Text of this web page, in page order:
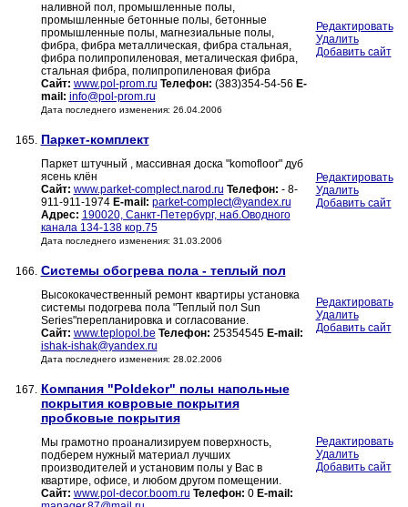
наливной пол, промышленные полы,
промышленные бетонные полы, бетонные
промышленные полы, магнезиальные полы,
фибра, фибра металлическая, фибра стальная,
фибра полипропиленовая, металическая фибра,
стальная фибра, полипропиленовая фибра
Сайт: www.pol-prom.ru Телефон: (383)354-54-56 E-
mail: info@pol-prom.ru
Дата последнего изменения: 26.04.2006
Редактировать
Удалить
Добавить сайт
165. Паркет-комплект
Паркет штучный , массивная доска "komofloor" дуб
ясень клён
Сайт: www.parket-complect.narod.ru Телефон: - 8-
911-911-1974 E-mail: parket-complect@yandex.ru
Адрес: 190020, Санкт-Петербург, наб.Оводного
канала 134-138 кор.75
Дата последнего изменения: 31.03.2006
Редактировать
Удалить
Добавить сайт
166. Системы обогрева пола - теплый пол
Высококачественный ремонт квартиры установка
системы подогрева пола "Теплый пол Sun
Series"перепланировка и согласование.
Сайт: www.teplopol.be Телефон: 25354545 E-mail:
ishak-ishak@yandex.ru
Дата последнего изменения: 28.02.2006
Редактировать
Удалить
Добавить сайт
167. Компания "Poldekor" полы напольные
покрытия ковровые покрытия
пробковые покрытия
Мы грамотно проанализируем поверхность,
подберем нужный материал лучших
производителей и установим полы у Вас в
квартире, офисе, и любом другом помещении.
Сайт: www.pol-decor.boom.ru Телефон: 0 E-mail:
Редактировать
Удалить
Добавить сайт